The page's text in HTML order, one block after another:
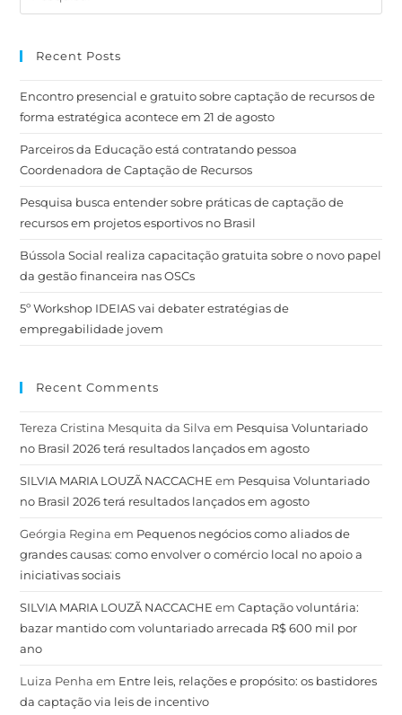
Recent Posts
Encontro presencial e gratuito sobre captação de recursos de
forma estratégica acontece em 21 de agosto
Parceiros da Educação está contratando pessoa
Coordenadora de Captação de Recursos
Pesquisa busca entender sobre práticas de captação de
recursos em projetos esportivos no Brasil
Bússola Social realiza capacitação gratuita sobre o novo papel
da gestão financeira nas OSCs
5º Workshop IDEIAS vai debater estratégias de
empregabilidade jovem
Recent Comments
Tereza Cristina Mesquita da Silva em Pesquisa Voluntariado
no Brasil 2026 terá resultados lançados em agosto
SILVIA MARIA LOUZÃ NACCACHE em Pesquisa Voluntariado
no Brasil 2026 terá resultados lançados em agosto
Geórgia Regina em Pequenos negócios como aliados de
grandes causas: como envolver o comércio local no apoio a
iniciativas sociais
SILVIA MARIA LOUZÃ NACCACHE emCaptação voluntária:
bazar mantido com voluntariado arrecada R$ 600 mil por
ano
Luiza Penha em Entre leis, relações e propósito: os bastidores
da captação via leis de incentivo